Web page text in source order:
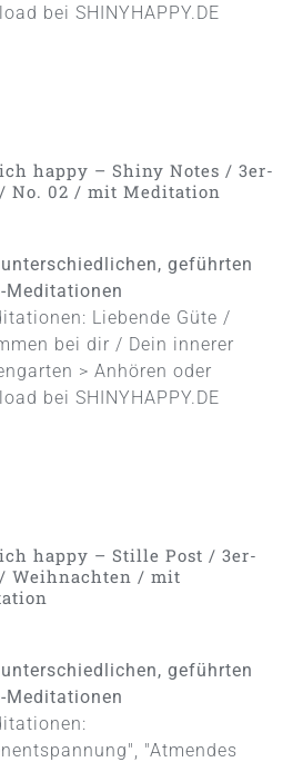
beiSHINYHAPPY.DE
happy – Shiny Notes / 3er-
No. 02 / mit Meditation
geführten
Meditationen
Liebende Güte /
bei dir / Dein innerer
> Anhören oder
beiSHINYHAPPY.DE
happy – Stille Post / 3er-
Weihnachten / mit
geführten
Meditationen
"Atmendes